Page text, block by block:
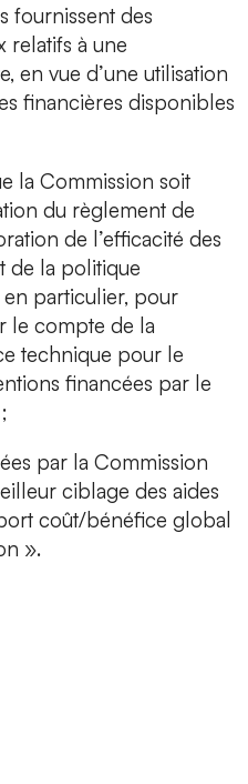
fournissent des
relatifs à une
en vue d’une utilisation
financières disponibles
la Commission soit
du règlement de
de l’efficacité des
de la politique
en particulier, pour
le compte de la
technique pour le
financées par le
par la Commission
ciblage des aides
coût/bénéfice global
».